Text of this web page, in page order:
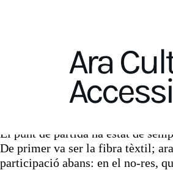
Ara
El punt de partida ha estat de
De primer va ser la fibra tèxtil;
participació abans: en el no-res,